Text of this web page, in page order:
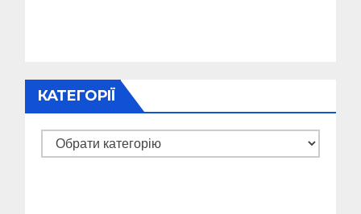
КАТЕГОРІЇ
Категорії